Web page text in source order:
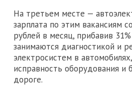
На третьем месте —
зарплата по этим вакансиям
рублей в месяц, прибавив
занимаются диагностикой и
электросистем в
исправность оборудования и
дороге.